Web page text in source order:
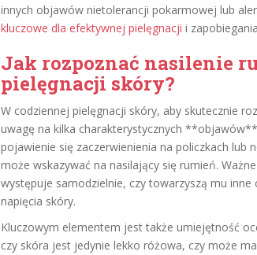
innych objawów nietolerancji pokarmowej lub
kluczowe dla efektywnej pielęgnacji i
Jak rozpoznać nasilenie
pielęgnacji skóry?
W codziennej pielęgnacji skóry, aby skutecznie
uwagę na kilka charakterystycznych
pojawienie się zaczerwienienia na policzkach lub
może wskazywać na nasilający się rumień.
występuje samodzielnie, czy towarzyszą mu
napięcia skóry.
Kluczowym elementem jest także umiejętność
czy skóra jest jedynie lekko różowa, czy może